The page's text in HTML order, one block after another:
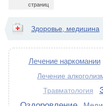
страниц
Здоровье, медицина
Лечение наркомании
Лечение
Травматология